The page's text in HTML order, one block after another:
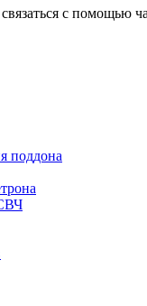
с помощью
поддона